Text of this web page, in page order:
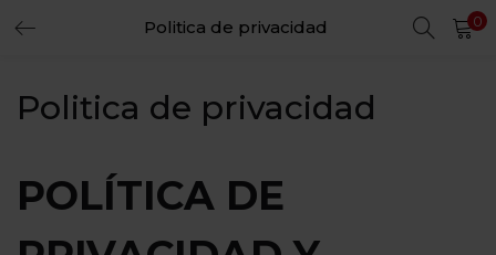
Politica de privacidad 0
Politica de privacidad
POLÍTICA DE
LOGIN REGISTER
Enter your username and password to login.